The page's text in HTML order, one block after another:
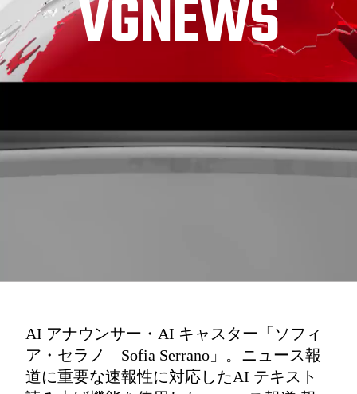
VGNEWS
AI アナウンサー・AI キャスター「ソフィ
ア・セラノ Sofia Serrano」。ニュース報
道に重要な速報性に対応したAI テキスト